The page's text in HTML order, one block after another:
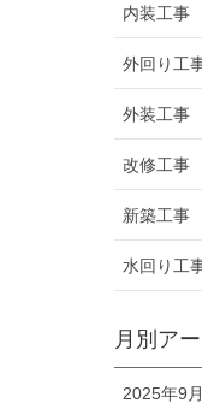
内装工事
外回り工
外装工事
改修工事
新築工事
水回り工
月別ア
2025年9月